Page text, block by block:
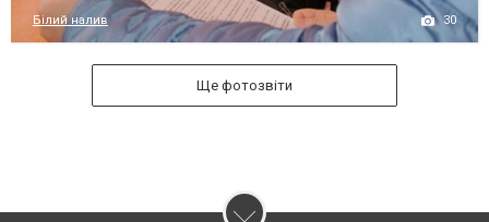
Білий налив 30
Ще фотозвіти